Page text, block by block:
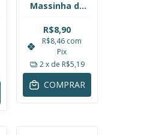
Massinha de
110g Estrela
R$8,90
R$8,46 com
Pix
2 x de R$5,19
COMPRAR